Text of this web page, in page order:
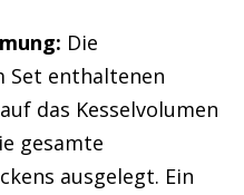
Die
Set enthaltenen
das Kesselvolumen
gesamte
ausgelegt. Ein